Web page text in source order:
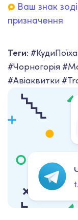
Ваш знак
призначення
Теги:
#Чорногорія
#Авіаквитки